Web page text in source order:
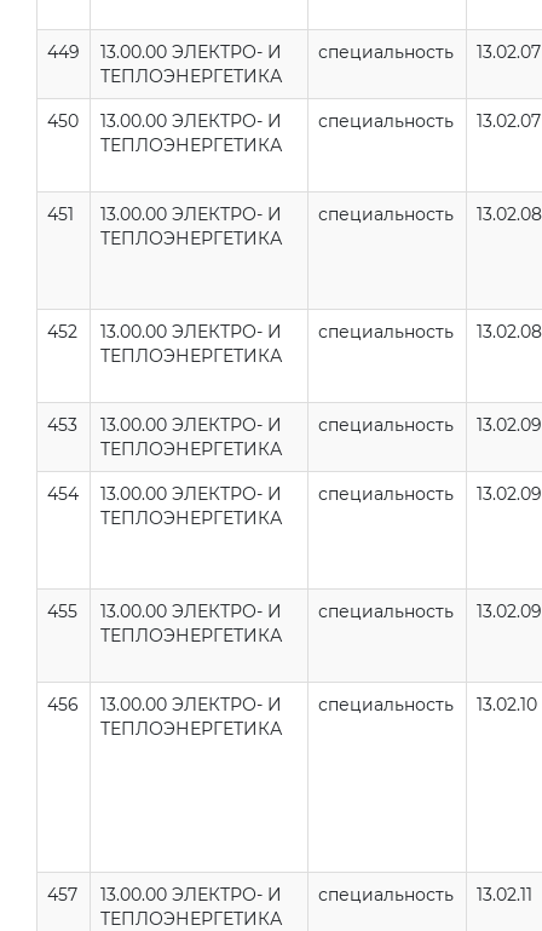
449
13.00.00 ЭЛЕКТРО- И
ТЕПЛОЭНЕРГЕТИКА
специальность 13.02.07
450
13.00.00 ЭЛЕКТРО- И
ТЕПЛОЭНЕРГЕТИКА
специальность 13.02.07
451
13.00.00 ЭЛЕКТРО- И
ТЕПЛОЭНЕРГЕТИКА
специальность 13.02.08
452
13.00.00 ЭЛЕКТРО- И
ТЕПЛОЭНЕРГЕТИКА
специальность 13.02.08
453
13.00.00 ЭЛЕКТРО- И
ТЕПЛОЭНЕРГЕТИКА
специальность 13.02.09
454
13.00.00 ЭЛЕКТРО- И
ТЕПЛОЭНЕРГЕТИКА
специальность 13.02.09
455
13.00.00 ЭЛЕКТРО- И
ТЕПЛОЭНЕРГЕТИКА
специальность 13.02.09
456
13.00.00 ЭЛЕКТРО- И
ТЕПЛОЭНЕРГЕТИКА
специальность 13.02.10
457
13.00.00 ЭЛЕКТРО- И
ТЕПЛОЭНЕРГЕТИКА
специальность 13.02.11